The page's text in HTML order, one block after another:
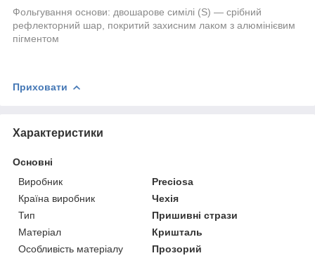
Фольгування основи: двошарове симілі (S) — срібний
рефлекторний шар, покритий захисним лаком з алюмінієвим
пігментом
Приховати
Характеристики
Основні
Виробник
Preciosa
Країна виробник
Чехія
Тип
Пришивні стрази
Матеріал
Кришталь
Особливість матеріалу
Прозорий